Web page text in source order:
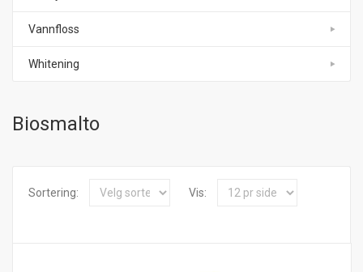
Vannfloss
Whitening
Biosmalto
Sortering: Vis: